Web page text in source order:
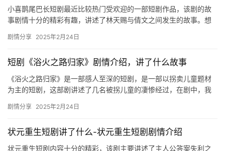
小喜鹊尾巴长短剧最近比较热门受欢迎的一部短剧作品，该剧的故
事剧情十分的精彩有趣，讲述了林天赐与倩文之间发生的故事。想
剧情分享 2025年2月24日
短剧《浴火之路归家》剧情介绍，讲了什么故事
《浴火之路归家》是一部感人至深的短剧，是一部以拐卖儿童题材
为主的短剧，这部剧讲述了几名被拐儿童的凄惨经过，在剧中，我
吧！ …
剧情分享 2025年2月24日
状元重生短剧讲了什么-状元重生短剧剧情介绍
状元重生短剧内容十分的精彩，该剧主要讲述了主人公答案失利之